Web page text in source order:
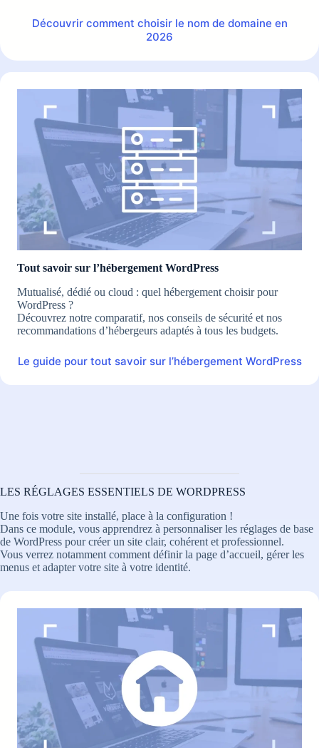
Découvrir comment choisir le nom de domaine en
2026
Tout savoir sur l’hébergement WordPress
Mutualisé, dédié ou cloud : quel hébergement choisir pour
WordPress ?
Découvrez notre comparatif, nos conseils de sécurité et nos
recommandations d’hébergeurs adaptés à tous les budgets.
Le guide pour tout savoir sur l’hébergement WordPress
LES RÉGLAGES ESSENTIELS DE WORDPRESS
Une fois votre site installé, place à la configuration !
Dans ce module, vous apprendrez à personnaliser les réglages de base
de WordPress pour créer un site clair, cohérent et professionnel.
Vous verrez notamment comment définir la page d’accueil, gérer les
menus et adapter votre site à votre identité.